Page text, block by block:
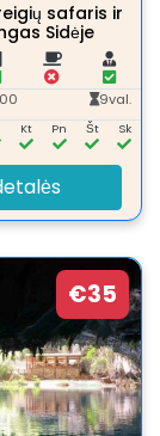
safaris ir
Sidėje
9val.
Kt Pn Št Sk
€35